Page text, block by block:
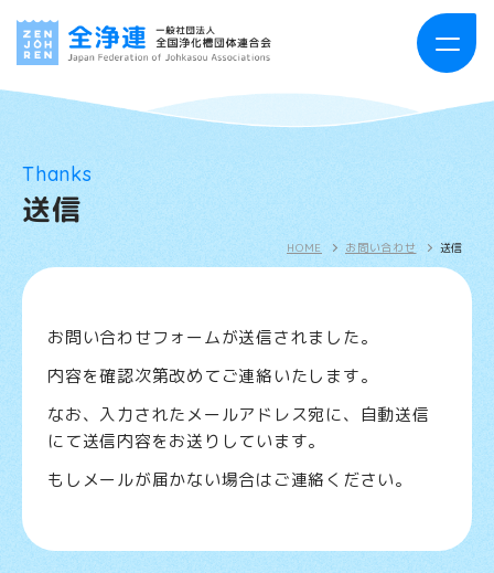
HOME
全浄連について
事業案内
浄化槽とは
出版物案内
Thanks
送信
HOME お問い合わせ 送信
お問い合わせフォームが送信されました。
内容を確認次第改めてご連絡いたします。
なお、入力されたメールアドレス宛に、自動送信
にて送信内容をお送りしています。
もしメールが届かない場合はご連絡ください。